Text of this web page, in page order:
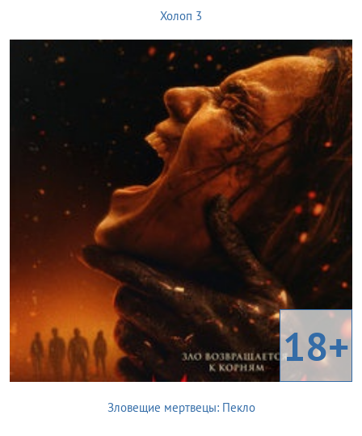
Холоп 3
18+
Зловещие мертвецы: Пекло